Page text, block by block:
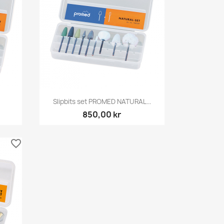
Snabbvy
Slipbits set PROMED NATURAL...
850,00 kr
favorite_border